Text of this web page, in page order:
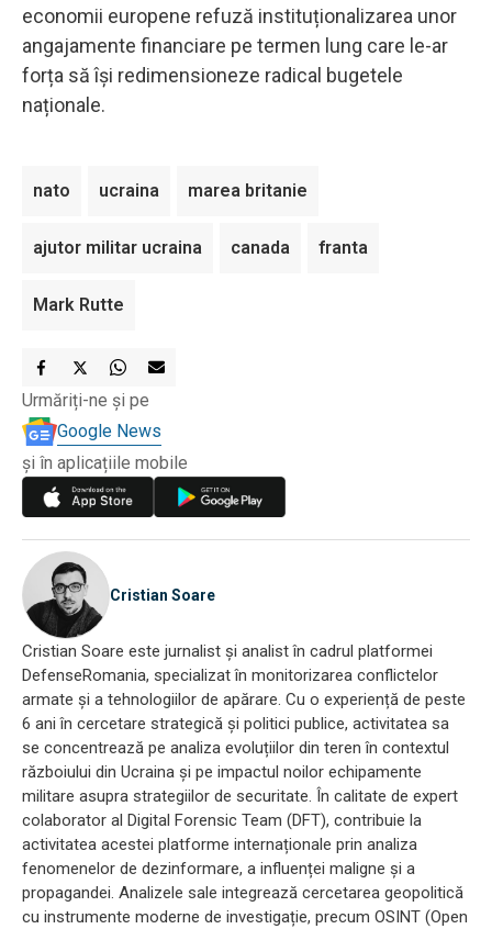
economii europene refuză instituționalizarea unor
angajamente financiare pe termen lung care le-ar
forța să își redimensioneze radical bugetele
naționale.
nato ucraina marea britanie
ajutor militar ucraina canada franta
Mark Rutte
Urmăriți-ne și pe
Google News
și în aplicațiile mobile
Cristian Soare
Cristian Soare este jurnalist și analist în cadrul platformei
DefenseRomania, specializat în monitorizarea conflictelor
armate și a tehnologiilor de apărare. Cu o experiență de peste
6 ani în cercetare strategică și politici publice, activitatea sa
se concentrează pe analiza evoluțiilor din teren în contextul
războiului din Ucraina și pe impactul noilor echipamente
militare asupra strategiilor de securitate. În calitate de expert
colaborator al Digital Forensic Team (DFT), contribuie la
activitatea acestei platforme internaționale prin analiza
fenomenelor de dezinformare, a influenței maligne și a
propagandei. Analizele sale integrează cercetarea geopolitică
cu instrumente moderne de investigație, precum OSINT (Open